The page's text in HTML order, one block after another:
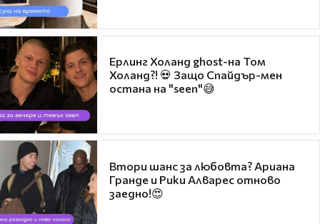
Ерлинг Холанд ghost-на Том
Холанд?! 💀 Защо Спайдър-мен
остана на "seen"😅
Втори шанс за любовта? Ариана
Гранде и Рики Алварес отново
заедно!😍